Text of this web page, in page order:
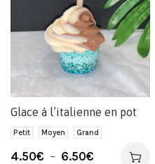
Glace à l’italienne en pot
Petit Moyen Grand
4.50€ – 6.50€